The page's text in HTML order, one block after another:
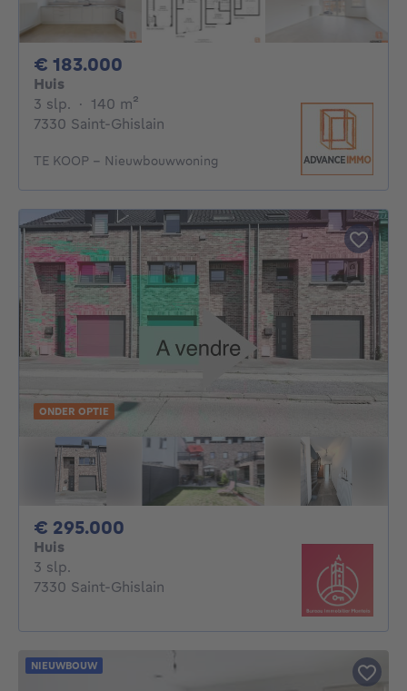
€ 183.000
Huis
3 slp. 3 slaapkamers
· 140 m²
7330 Saint-Ghislain
TE KOOP – Nieuwbouwwoning
ONDER OPTIE
€ 295.000
Huis
3 slp.
7330 Saint-Ghislain
NIEUWBOUW